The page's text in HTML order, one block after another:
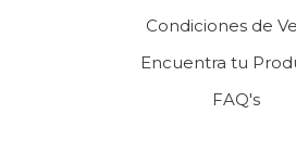
Condiciones de
Encuentra tu
FAQ's